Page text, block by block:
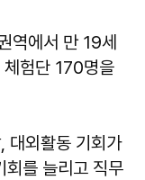
역에서 만 19세
험단 170명을
대외활동 기회가
회를 늘리고 직무